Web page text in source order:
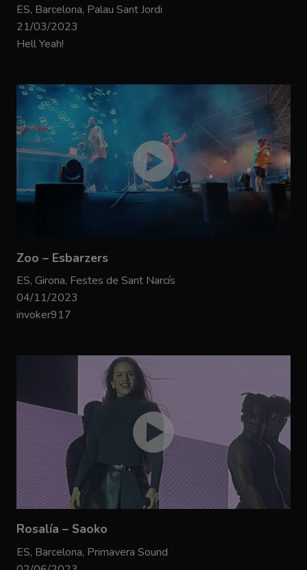
ES, Barcelona, Palau Sant Jordi
21/03/2023
Hell Yeah!
Zoo – Esbarzers
ES, Girona, Festes de Sant Narcís
04/11/2023
invoker917
Rosalía – Saoko
ES, Barcelona, Primavera Sound